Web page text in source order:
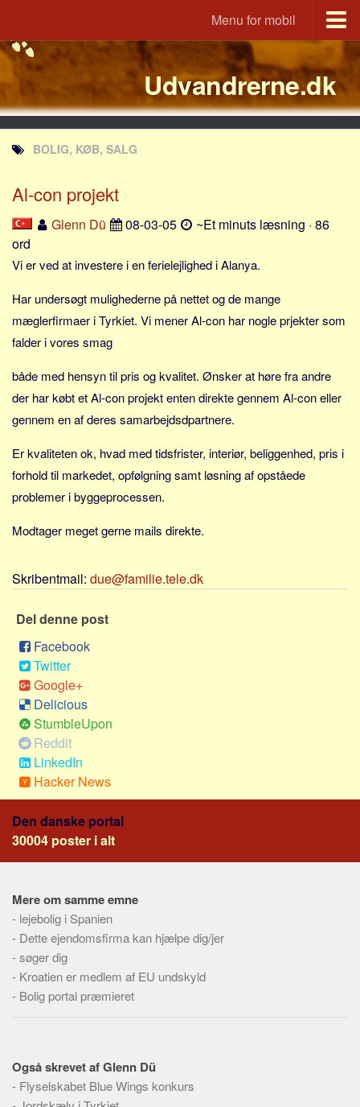
Menu for mobil
Portal
Udvandrerne.dk
Utvandrerne.no
Utvandrarna.se
Tyskland.dk
England.dk
Rusland.dk
JLKM.dk
Lande
Tyrkiet
Spanien
Frankrig
Norge
Thailand
Grækenland
USA
Bolig
Virksomhed
Investering
Pension og opsparing
Forbrug
Social sikring og sundhed
Transport
Alle
Aspekter
Køb og salg
Skatter og afgifter
Statistik
Praktisk
Alle
Emner
Skribenter
Udvandrerne.dk
BOLIG, KØB, SALG
Al-con projekt
Glenn Dü 08-03-05
~Et minuts læsning · 86
ord
Vi er ved at investere i en ferielejlighed i Alanya.
Har undersøgt mulighederne på nettet og de mange
mæglerfirmaer i Tyrkiet. Vi mener Al-con har nogle prjekter som
falder i vores smag
både med hensyn til pris og kvalitet. Ønsker at høre fra andre
der har købt et Al-con projekt enten direkte gennem Al-con eller
gennem en af deres samarbejdsdpartnere.
Er kvaliteten ok, hvad med tidsfrister, interiør, beliggenhed, pris i
forhold til markedet, opfølgning samt løsning af opståede
problemer i byggeprocessen.
Modtager meget gerne mails direkte.
Skribentmail: due@familie.tele.dk
Del denne post
Facebook
Twitter
Google+
Delicious
StumbleUpon
Reddit
LinkedIn
Hacker News
Den danske portal
30004 poster i alt
Mere om samme emne
- lejebolig i Spanien
- Dette ejendomsfirma kan hjælpe dig/jer
-søger dig
- Kroatien er medlem af EU undskyld
- Bolig portal præmieret
Også skrevet af Glenn Dü
- Flyselskabet Blue Wings konkurs